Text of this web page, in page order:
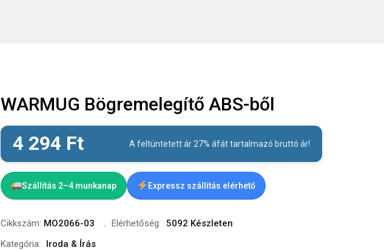
WARMUG Bögremelegítő ABS-ből
4 294 Ft A feltüntetett ár 27% áfát tartalmazó bruttó ár!
Szállítás 2–4 munkanap Expressz szállítás elérhető
Cikkszám: MO2066-03 Elérhetőség: 5092 Készleten
Kategória:
Iroda & Írás